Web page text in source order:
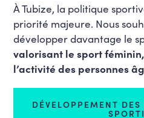
À Tubize, la politique
priorité majeure. Nous
développer davantage le
valorisant le sport
l’activité des personnes
DÉVELOPPEMENT